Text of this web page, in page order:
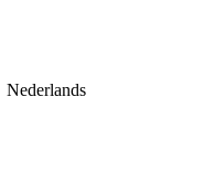
Nederlands